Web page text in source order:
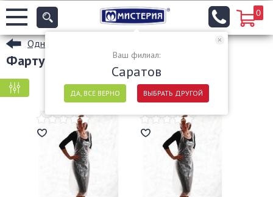
Ваш филиал:
Саратов
ДА, ВСЕ ВЕРНО ВЫБРАТЬ ДРУГОЙ
0
Одноразовые халаты и фартуки
Фартуки в Саратове